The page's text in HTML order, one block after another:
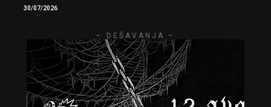
30/07/2026
– DEŠAVANJA –